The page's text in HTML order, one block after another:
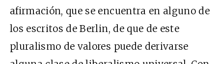
afirmación, que se encuentra en alguno de
los escritos de Berlin, de que de este
pluralismo de valores puede derivarse